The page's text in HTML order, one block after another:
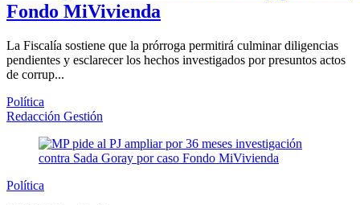
Fondo MiVivienda
La Fiscalía sostiene que la prórroga permitirá culminar diligencias
pendientes y esclarecer los hechos investigados por presuntos actos
de corrup...
Política
Redacción Gestión
Política